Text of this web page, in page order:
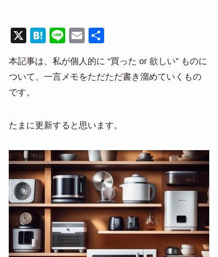
X
H
e
n
Li
e
E
ail
本記事は、私が個人的に “買った or 欲しい” ものに
ついて、一言メモをただただ書き溜めていくもの
です。
たまに更新すると思います。